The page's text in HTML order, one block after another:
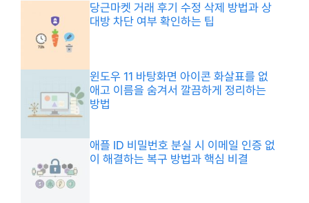
당근마켓 거래 후기 수정 삭제 방법과 상
대방 차단 여부 확인하는 팁
윈도우 11 바탕화면 아이콘 화살표를 없
애고 이름을 숨겨서 깔끔하게 정리하는
방법
애플 ID 비밀번호 분실 시 이메일 인증 없
이 해결하는 복구 방법과 핵심 비결